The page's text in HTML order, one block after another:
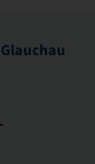
Glauchau